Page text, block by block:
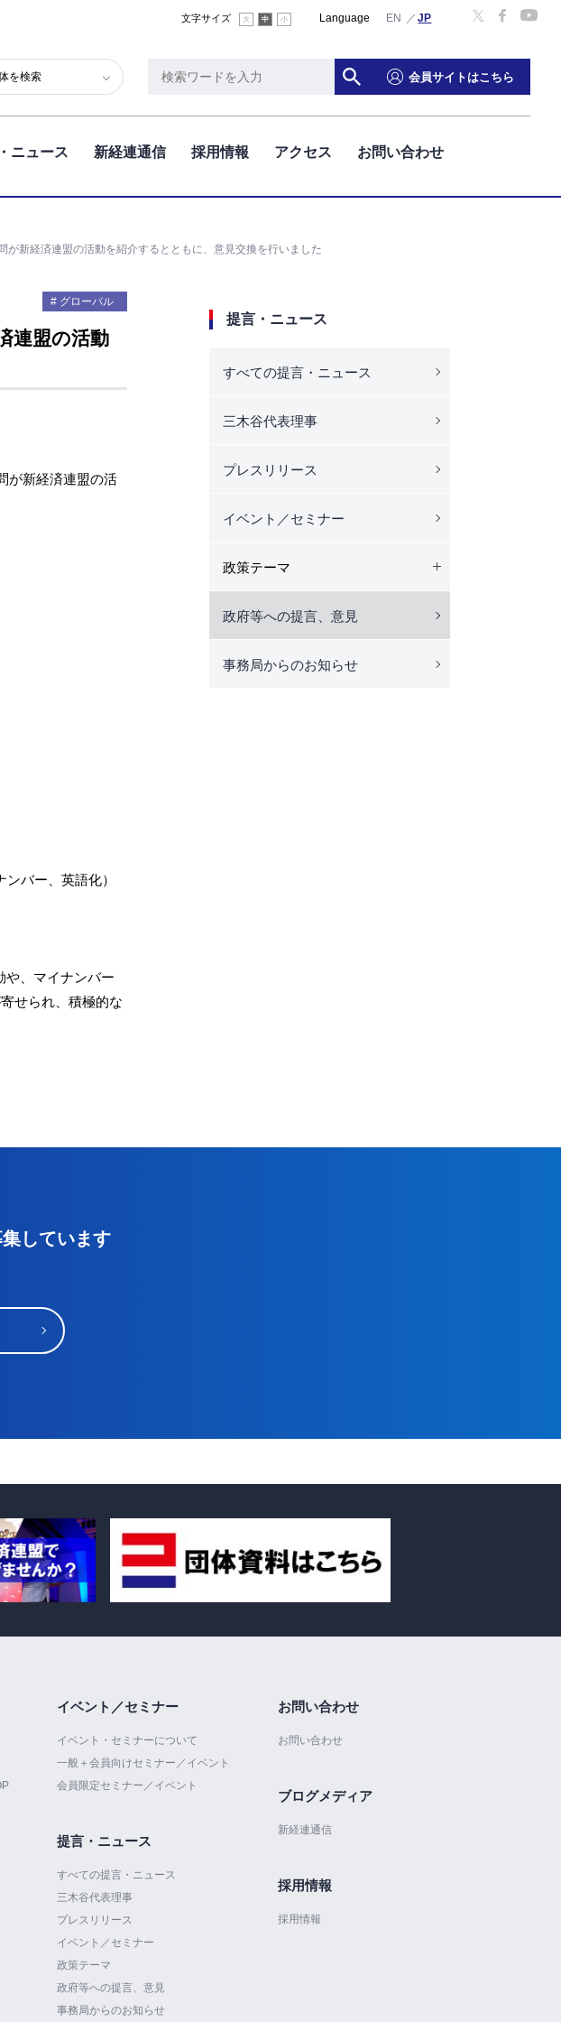
文字サイズ 大 中 小 Language
会員サイトはこちら
ニュース 新経連通信 採用情報 アクセス お問い合わせ
新経済連盟の活動を紹介するとともに、意見交換を行いました
グローバル
連盟の活動
が新経済連盟の活
バー、英語化）
や、マイナンバー
せられ、積極的な
提言・ニュース
すべての提言・ニュース
三木谷代表理事
プレスリリース
イベント／セミナー
政策テーマ
政府等への提言、意見
事務局からのお知らせ
しています
イベント／セミナー
イベント・セミナーについて
一般＋会員向けセミナー／イベント
会員限定セミナー／イベント
提言・ニュース
すべての提言・ニュース
三木谷代表理事
プレスリリース
イベント／セミナー
政策テーマ
政府等への提言、意見
事務局からのお知らせ
お問い合わせ
お問い合わせ
ブログメディア
新経連通信
採用情報
採用情報